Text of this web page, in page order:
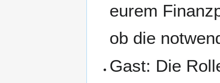
eurem
ob die
Gast: Die